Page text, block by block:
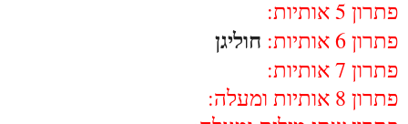
פתרון 5 אותיות:
פתרון 6 אותיות:
חוליגן
פתרון 7 אותיות:
פתרון 8 אותיות ומעלה: